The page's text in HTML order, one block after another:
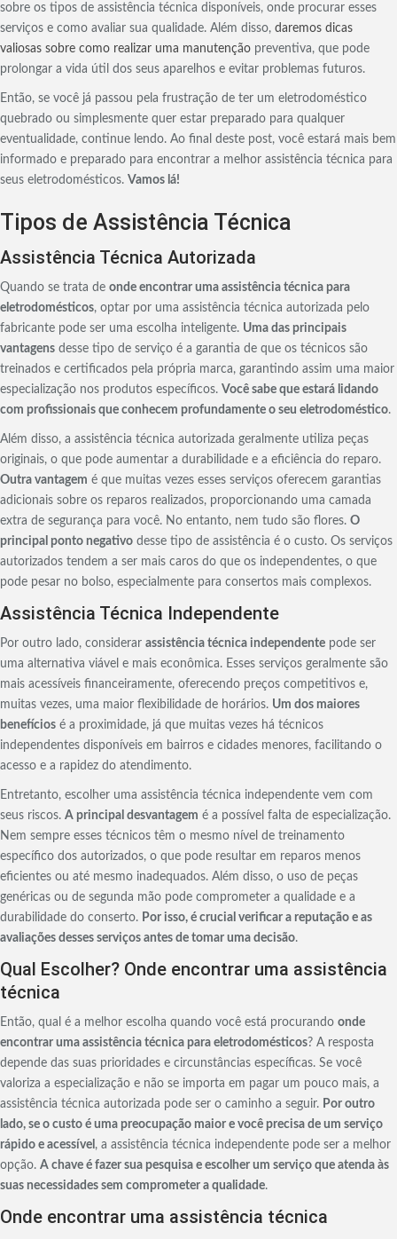
sobre os tipos de assistência técnica disponíveis, onde procurar esses
serviços e como avaliar sua qualidade. Além disso, daremos dicas
valiosas sobre como realizar uma manutenção preventiva, que pode
prolongar a vida útil dos seus aparelhos e evitar problemas futuros.
Então, se você já passou pela frustração de ter um eletrodoméstico
quebrado ou simplesmente quer estar preparado para qualquer
eventualidade, continue lendo. Ao final deste post, você estará mais bem
informado e preparado para encontrar a melhor assistência técnica para
seus eletrodomésticos. Vamos lá!
Tipos de Assistência Técnica
Assistência Técnica Autorizada
Quando se trata de onde encontrar uma assistência técnica para
eletrodomésticos, optar por uma assistência técnica autorizada pelo
fabricante pode ser uma escolha inteligente. Uma das principais
vantagens desse tipo de serviço é a garantia de que os técnicos são
treinados e certificados pela própria marca, garantindo assim uma maior
especialização nos produtos específicos. Você sabe que estará lidando
com profissionais que conhecem profundamente o seu eletrodoméstico.
Além disso, a assistência técnica autorizada geralmente utiliza peças
originais, o que pode aumentar a durabilidade e a eficiência do reparo.
Outra vantagem é que muitas vezes esses serviços oferecem garantias
adicionais sobre os reparos realizados, proporcionando uma camada
extra de segurança para você. No entanto, nem tudo são flores. O
principal ponto negativo desse tipo de assistência é o custo. Os serviços
autorizados tendem a ser mais caros do que os independentes, o que
pode pesar no bolso, especialmente para consertos mais complexos.
Assistência Técnica Independente
Por outro lado, considerar assistência técnica independente pode ser
uma alternativa viável e mais econômica. Esses serviços geralmente são
mais acessíveis financeiramente, oferecendo preços competitivos e,
muitas vezes, uma maior flexibilidade de horários. Um dos maiores
benefícios é a proximidade, já que muitas vezes há técnicos
independentes disponíveis em bairros e cidades menores, facilitando o
acesso e a rapidez do atendimento.
Entretanto, escolher uma assistência técnica independente vem com
seus riscos. A principal desvantagem é a possível falta de especialização.
Nem sempre esses técnicos têm o mesmo nível de treinamento
específico dos autorizados, o que pode resultar em reparos menos
eficientes ou até mesmo inadequados. Além disso, o uso de peças
genéricas ou de segunda mão pode comprometer a qualidade e a
durabilidade do conserto. Por isso, é crucial verificar a reputação e as
avaliações desses serviços antes de tomar uma decisão.
Qual Escolher? Onde encontrar uma assistência
técnica
Então, qual é a melhor escolha quando você está procurando onde
encontrar uma assistência técnica para eletrodomésticos? A resposta
depende das suas prioridades e circunstâncias específicas. Se você
valoriza a especialização e não se importa em pagar um pouco mais, a
assistência técnica autorizada pode ser o caminho a seguir. Por outro
lado, se o custo é uma preocupação maior e você precisa de um serviço
rápido e acessível , a assistência técnica independente pode ser a melhor
opção. A chave é fazer sua pesquisa e escolher um serviço que atenda às
suas necessidades sem comprometer a qualidade.
Onde encontrar uma assistência técnica